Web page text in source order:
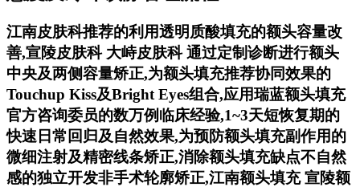
江南皮肤科推荐的利用透明质酸填充的额头容量改
善,宣陵皮肤科 大峙皮肤科 通过定制诊断进行额头
中央及两侧容量矫正,为额头填充推荐协同效果的
Touchup Kiss及Bright Eyes组合,应用瑞蓝额头填充
官方咨询委员的数万例临床经验,1~3天短恢复期的
快速日常回归及自然效果,为预防额头填充副作用的
微细注射及精密线条矫正,消除额头填充缺点不自然
感的独立开发非手术轮廓矫正,江南额头填充 宣陵额